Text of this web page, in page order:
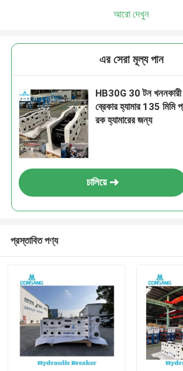
আরো দেখুন
এর সেরা মূল্য পান
HB30G 30 টন
ব্রেকার হ্যামার 135
রক হ্যামারের জন্য
চালিয়ে
প্রস্তাবিত পণ্য